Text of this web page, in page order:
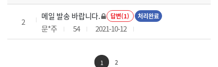
2
메일 발송 바랍니다. 답변(1) 처리완료
문*주 54 2021-10-12
1 2